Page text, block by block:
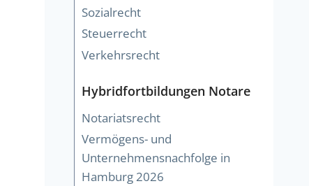
Sozialrecht
Steuerrecht
Verkehrsrecht
Hybridfortbildungen Notare
Notariatsrecht
Vermögens- und
Unternehmensnachfolge in
Hamburg 2026